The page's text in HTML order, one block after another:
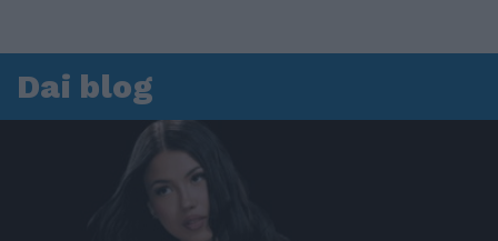
Dai blog